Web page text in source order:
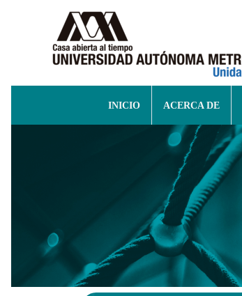
INICIO ACERCA DE